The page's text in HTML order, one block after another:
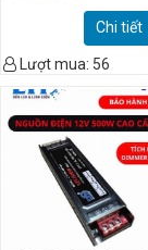
Chi tiết
Lượt mua: 56